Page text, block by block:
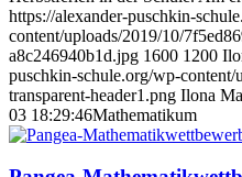
https://alexander-puschkin-
content/uploads/2019/10/
a8c246940b1d.jpg 1600 1200
puschkin-schule.org/wp-
transparent-header1.png Ilona
03 18:29:46Mathematikum